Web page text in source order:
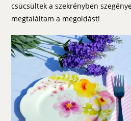
csücsültek a szekrényben
megtaláltam a megoldást!